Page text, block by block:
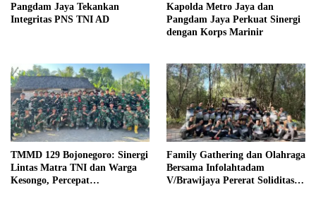
Pangdam Jaya Tekankan
Integritas PNS TNI AD
Kapolda Metro Jaya dan
Pangdam Jaya Perkuat Sinergi
dengan Korps Marinir
TMMD 129 Bojonegoro: Sinergi
Lintas Matra TNI dan Warga
Kesongo, Percepat
Family Gathering dan Olahraga
Bersama Infolahtadam
V/Brawijaya Pererat Soliditas